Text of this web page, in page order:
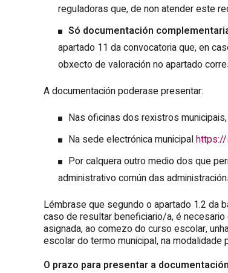
reguladoras que, de non atender este
Só documentación
apartado 11 da convocatoria que, en
obxecto de valoración no apartado
A documentación poderase presentar:
Nas oficinas dos rexistros
Na sede electrónica municipal
Por calquera outro medio dos que
administrativo común das
Lémbrase que segundo o apartado 1.2 da
caso de resultar beneficiario/a, é
asignada, ao comezo do curso escolar,
escolar do termo municipal, na modalidade
O prazo para presentar a